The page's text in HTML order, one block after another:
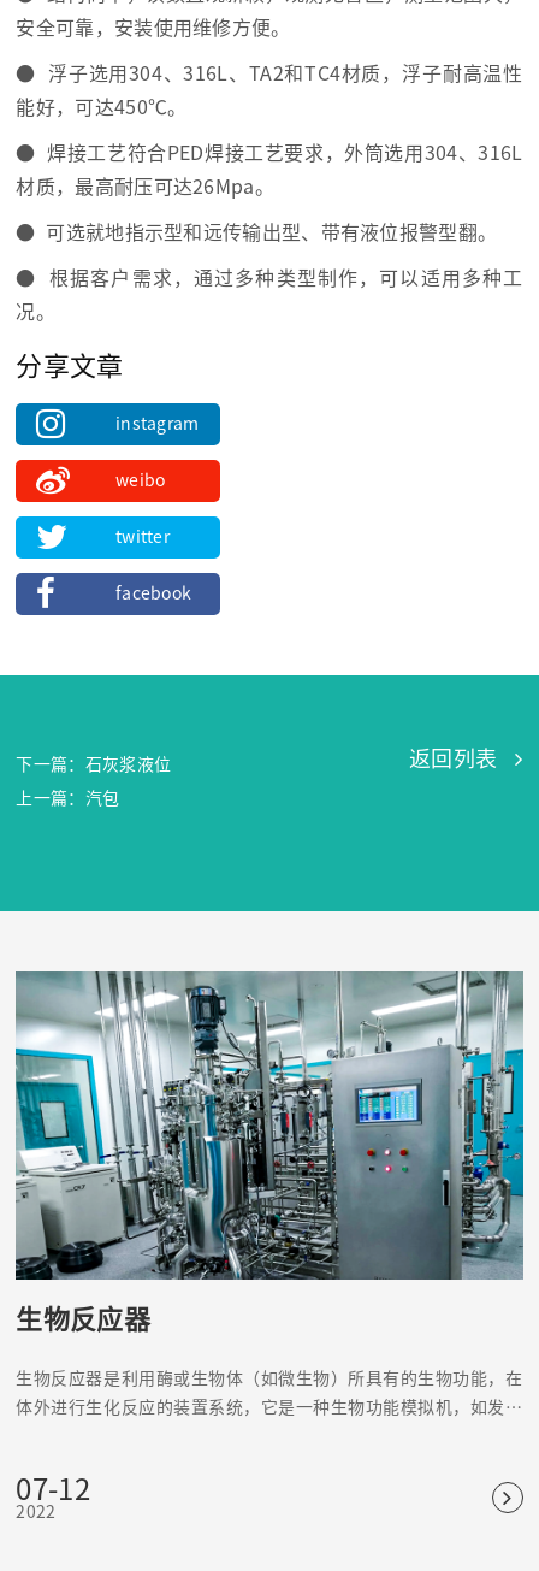
安全可靠，安装使用维修方便。
● 浮子选用304、316L、TA2和TC4材质，浮子耐高温性
能好，可达450℃。
● 焊接工艺符合PED焊接工艺要求，外筒选用304、316L
材质，最高耐压可达26Mpa。
● 可选就地指示型和远传输出型、带有液位报警型翻。
● 根据客户需求，通过多种类型制作，可以适用多种工
况。
分享文章
instagram
weibo
twitter
facebook
下一篇：石灰浆液位
上一篇：汽包
返回列表
生物反应器
生物反应器是利用酶或生物体（如微生物）所具有的生物功能，在
体外进行生化反应的装置系统，它是一种生物功能模拟机，如发酵
07-12
2022